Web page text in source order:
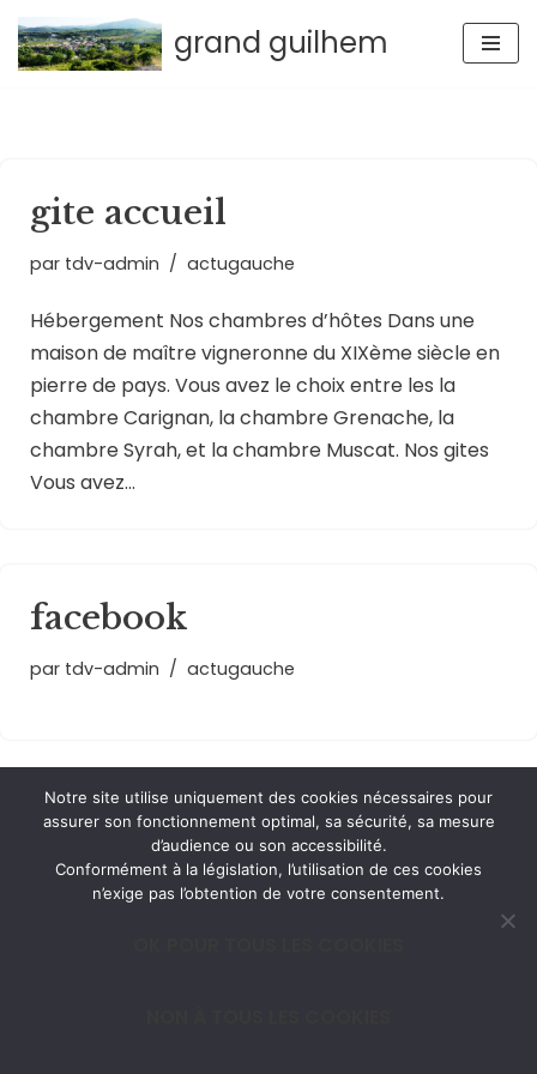
Aller
grand guilhem
gite accueil
par tdv-admin actugauche
Hébergement Nos chambres d’hôtes Dans une
maison de maître vigneronne du XIXème siècle en
pierre de pays. Vous avez le choix entre les la
chambre Carignan, la chambre Grenache, la
chambre Syrah, et la chambre Muscat. Nos gites
Vous avez…
facebook
par tdv-admin actugauche
Notre site utilise uniquement des cookies nécessaires pour
assurer son fonctionnement optimal, sa sécurité, sa mesure
d’audience ou son accessibilité.
Conformément à la législation, l’utilisation de ces cookies
n’exige pas l’obtention de votre consentement.